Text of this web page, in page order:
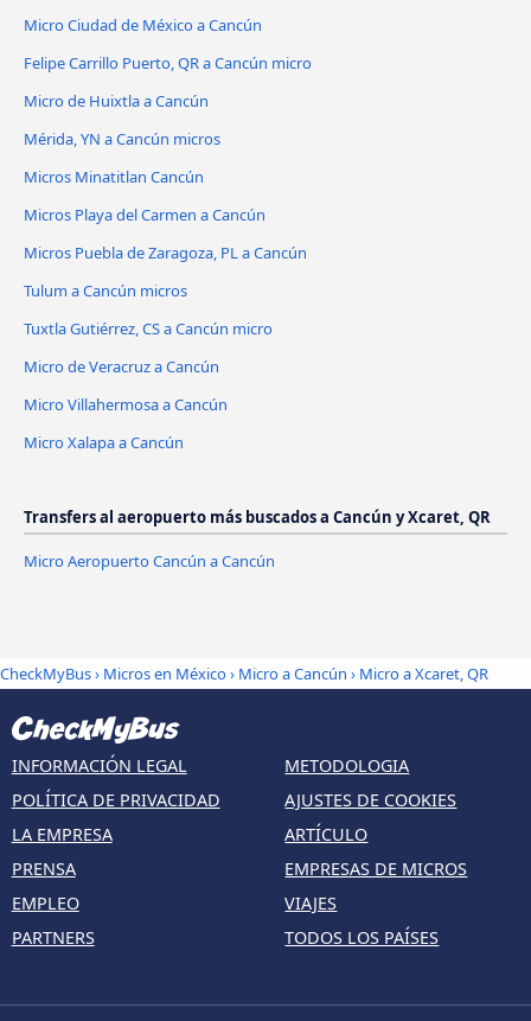
Micro Ciudad de México a Cancún
Felipe Carrillo Puerto, QR a Cancún micro
Micro de Huixtla a Cancún
Mérida, YN a Cancún micros
Micros Minatitlan Cancún
Micros Playa del Carmen a Cancún
Micros Puebla de Zaragoza, PL a Cancún
Tulum a Cancún micros
Tuxtla Gutiérrez, CS a Cancún micro
Micro de Veracruz a Cancún
Micro Villahermosa a Cancún
Micro Xalapa a Cancún
Transfers al aeropuerto más buscados a Cancún y Xcaret, QR
Micro Aeropuerto Cancún a Cancún
CheckMyBus› Micros en México› Micro a Cancún › Micro a Xcaret, QR
INFORMACIÓN LEGAL
POLÍTICA DE PRIVACIDAD
LA EMPRESA
PRENSA
EMPLEO
PARTNERS
METODOLOGIA
AJUSTES DE COOKIES
ARTÍCULO
EMPRESAS DE MICROS
VIAJES
TODOS LOS PAÍSES